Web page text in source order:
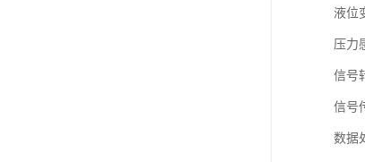
液位
压力
信号
信号
数据